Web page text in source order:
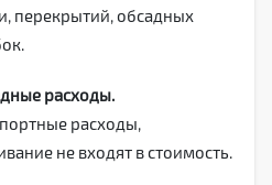
перекрытий, обсадных
расходы.
расходы,
не входят в стоимость.